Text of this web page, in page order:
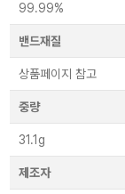
99.99%
밴드재질
상품페이지 참고
중량
31.1g
제조자